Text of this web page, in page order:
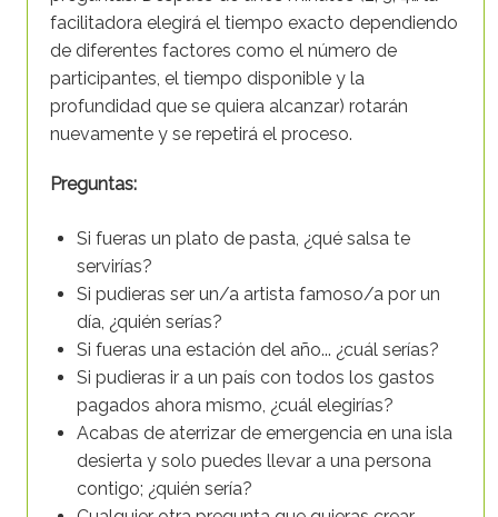
facilitadora elegirá el tiempo exacto dependiendo
de diferentes factores como el número de
participantes, el tiempo disponible y la
profundidad que se quiera alcanzar) rotarán
nuevamente y se repetirá el proceso.
Preguntas:
Si fueras un plato de pasta, ¿qué salsa te
servirías?
Si pudieras ser un/a artista famoso/a por un
día, ¿quién serías?
Si fueras una estación del año... ¿cuál serías?
Si pudieras ir a un país con todos los gastos
pagados ahora mismo, ¿cuál elegirías?
Acabas de aterrizar de emergencia en una isla
desierta y solo puedes llevar a una persona
contigo; ¿quién sería?